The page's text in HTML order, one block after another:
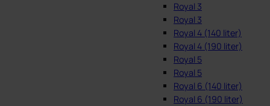
Royal 3
Royal 3
Royal 4 (140 liter)
Royal 4 (190 liter)
Royal 5
Royal 5
Royal 6 (140 liter)
Royal 6 (190 liter)